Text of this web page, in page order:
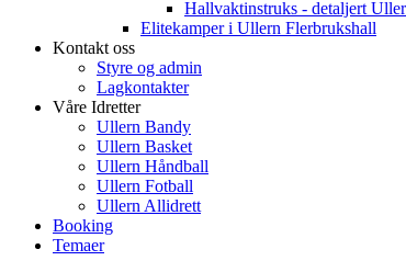
Hallvaktinstruks - detaljert
Elitekamper i Ullern Flerbrukshall
Kontakt oss
Styre og admin
Lagkontakter
Våre Idretter
Ullern Bandy
Ullern Basket
Ullern Håndball
Ullern Fotball
Ullern Allidrett
Booking
Temaer